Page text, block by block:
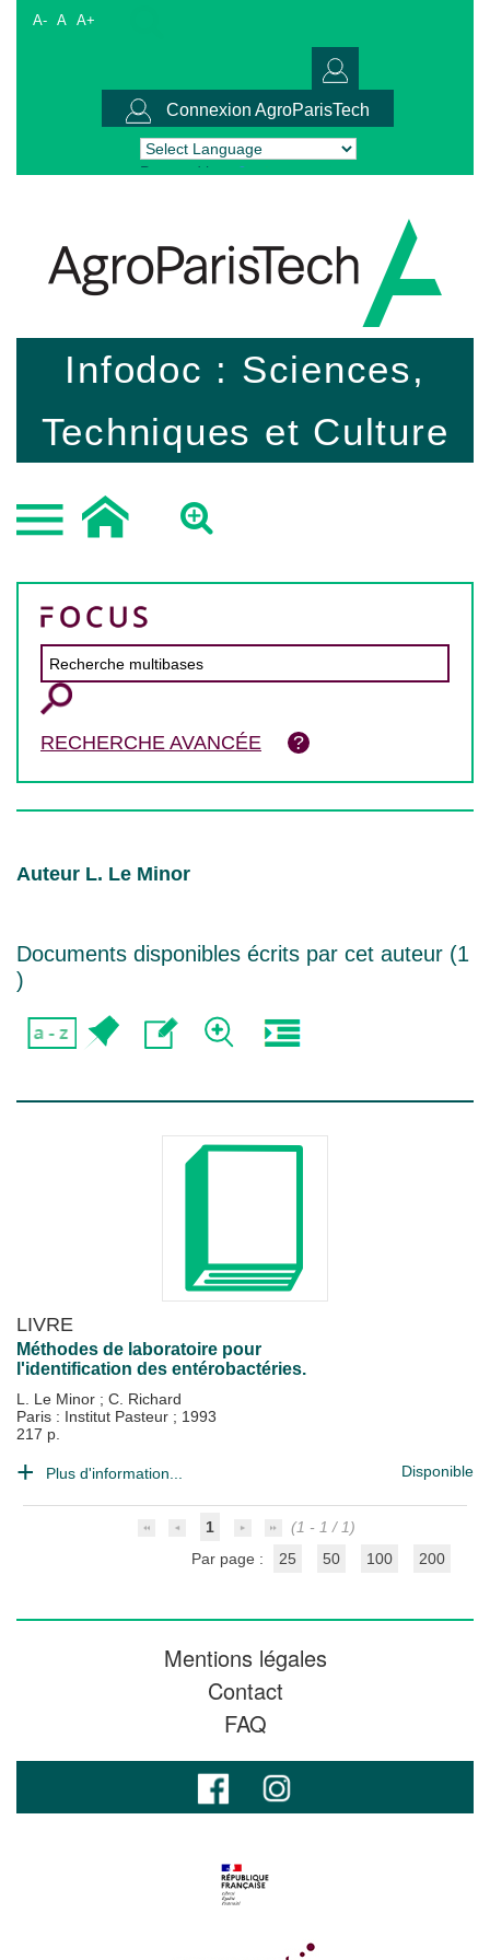
A- A A+
Connexion AgroParisTech
Powered by Translate
Infodoc : Sciences,
Techniques et Culture
RECHERCHE AVANCÉE
Auteur L. Le Minor
Documents disponibles écrits par cet auteur (1
)
LIVRE
Méthodes de laboratoire pour
l'identification des entérobactéries.
L. Le Minor ; C. Richard
Paris : Institut Pasteur ; 1993
217 p.
Plus d'information... Disponible
1
(1 - 1 / 1)
Par page :
25 50 100 200
Mentions légales
Contact
FAQ